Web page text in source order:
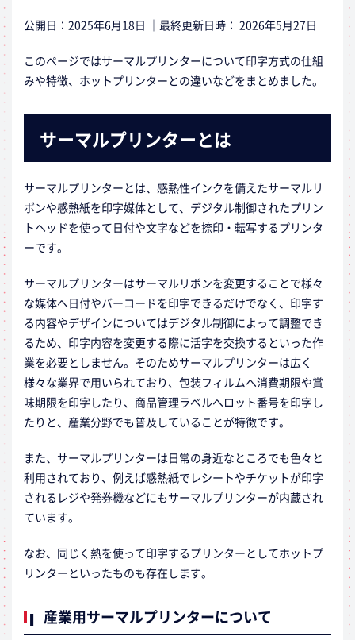
公開日： 2025年6月18日 ｜最終更新日時： 2026年5月27日
このページではサーマルプリンターについて印字方式の仕組
みや特徴、ホットプリンターとの違いなどをまとめました。
サーマルプリンターとは
サーマルプリンターとは、感熱性インクを備えたサーマルリ
ボンや感熱紙を印字媒体として、デジタル制御されたプリン
トヘッドを使って日付や文字などを捺印・転写するプリンタ
ーです。
サーマルプリンターはサーマルリボンを変更することで様々
な媒体へ日付やバーコードを印字できるだけでなく、印字す
る内容やデザインについてはデジタル制御によって調整でき
るため、印字内容を変更する際に活字を交換するといった作
業を必要としません。そのためサーマルプリンターは広く
様々な業界で用いられており、包装フィルムへ消費期限や賞
味期限を印字したり、商品管理ラベルへロット番号を印字し
たりと、産業分野でも普及していることが特徴です。
また、サーマルプリンターは日常の身近なところでも色々と
利用されており、例えば感熱紙でレシートやチケットが印字
されるレジや発券機などにもサーマルプリンターが内蔵され
ています。
なお、同じく熱を使って印字するプリンターとしてホットプ
リンターといったものも存在します。
産業用サーマルプリンターについて